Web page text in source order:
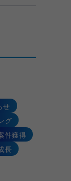
せ
グ
件獲得
長